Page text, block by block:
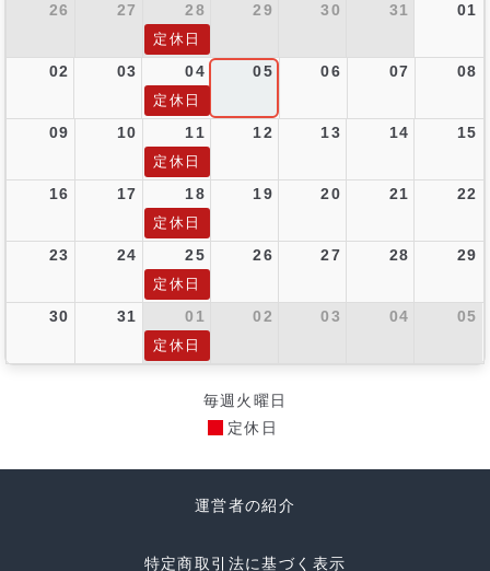
26 27 28 29 30 31 01
定休日
02 03 04 05 06 07 08
定休日
09 10 11 12 13 14 15
定休日
16 17 18 19 20 21 22
定休日
23 24 25 26 27 28 29
定休日
30 31 01 02 03 04 05
定休日
毎週火曜日
定休日
運営者の紹介
特定商取引法に基づく表示